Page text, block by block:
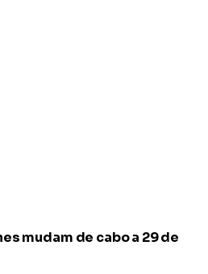
mudam de cabo a 29 de